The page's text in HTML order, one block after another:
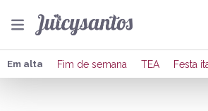
Em alta Fim de semana TEA Festa